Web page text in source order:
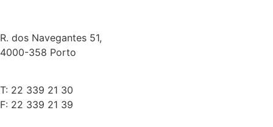
R. dos Navegantes 51,
4000-358 Porto
T: 22 339 21 30
F: 22 339 21 39